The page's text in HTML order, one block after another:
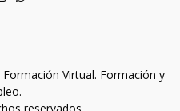
Virtual. Formación y